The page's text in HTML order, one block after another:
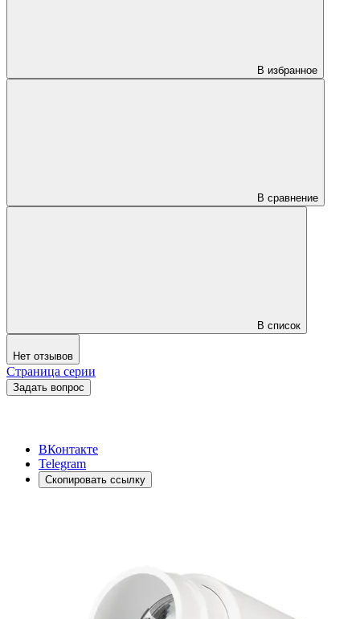
В избранное
В сравнение
В список
Нет отзывов
Страница серии
Задать вопрос
ВКонтакте
Telegram
Скопировать ссылку